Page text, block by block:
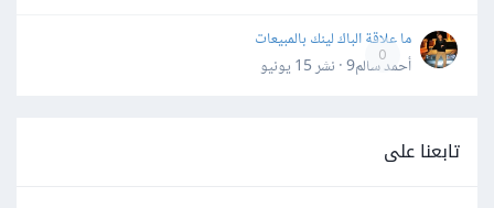
0
ما علاقة الباك لينك بالمبيعات
أحمد سالم9 · نشر
15 يونيو
تابعنا على